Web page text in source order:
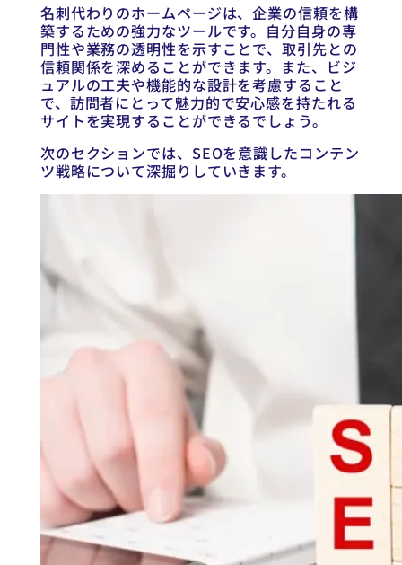
名刺代わりのホームページは、企業の信頼を構
築するための強力なツールです。自分自身の専
門性や業務の透明性を示すことで、取引先との
信頼関係を深めることができます。また、ビジ
ュアルの工夫や機能的な設計を考慮すること
で、訪問者にとって魅力的で安心感を持たれる
サイトを実現することができるでしょう。
次のセクションでは、SEOを意識したコンテン
ツ戦略について深掘りしていきます。